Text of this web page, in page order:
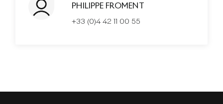
PHILIPPE FROMENT
+33 (0)4 42 11 00 55